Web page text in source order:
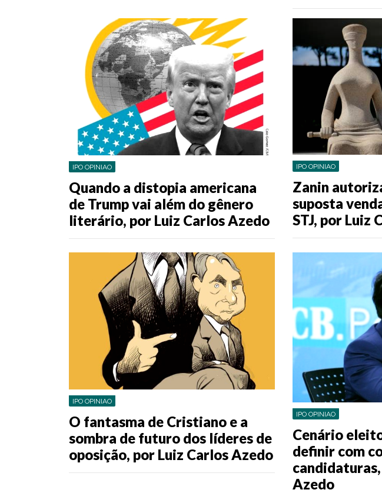
IPO OPINIAO
Quando a distopia americana
de Trump vai além do gênero
literário, por Luiz Carlos Azedo
IPO OPINIAO
Zanin
suposta
STJ, por Luiz
IPO OPINIAO
O fantasma de Cristiano e a
sombra de futuro dos líderes de
oposição, por Luiz Carlos Azedo
IPO OPINIAO
Cenário
definir com
Azedo